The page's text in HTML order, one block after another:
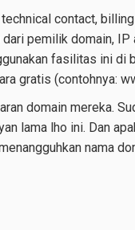
contact,
pemilik domain,
fasilitas ini di
gratis (contohnya:
domain mereka.
lama lho ini. Dan
nama